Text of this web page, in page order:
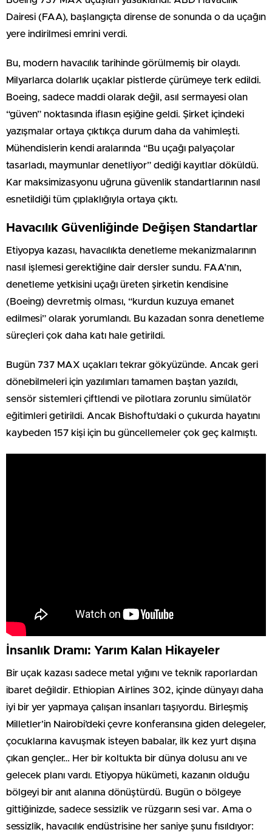
Dairesi (FAA), başlangıçta dirense de sonunda o da uçağın
yere indirilmesi emrini verdi.
Bu, modern havacılık tarihinde görülmemiş bir olaydı.
Milyarlarca dolarlık uçaklar pistlerde çürümeye terk edildi.
Boeing, sadece maddi olarak değil, asıl sermayesi olan
“güven” noktasında iflasın eşiğine geldi. Şirket içindeki
yazışmalar ortaya çıktıkça durum daha da vahimleşti.
Mühendislerin kendi aralarında “Bu uçağı palyaçolar
tasarladı, maymunlar denetliyor” dediği kayıtlar döküldü.
Kar maksimizasyonu uğruna güvenlik standartlarının nasıl
esnetildiği tüm çıplaklığıyla ortaya çıktı.
Havacılık Güvenliğinde Değişen Standartlar
Etiyopya kazası, havacılıkta denetleme mekanizmalarının
nasıl işlemesi gerektiğine dair dersler sundu. FAA’nın,
denetleme yetkisini uçağı üreten şirketin kendisine
(Boeing) devretmiş olması, “kurdun kuzuya emanet
edilmesi” olarak yorumlandı. Bu kazadan sonra denetleme
süreçleri çok daha katı hale getirildi.
Bugün 737 MAX uçakları tekrar gökyüzünde. Ancak geri
dönebilmeleri için yazılımları tamamen baştan yazıldı,
sensör sistemleri çiftlendi ve pilotlara zorunlu simülatör
eğitimleri getirildi. Ancak Bishoftu’daki o çukurda hayatını
kaybeden 157 kişi için bu güncellemeler çok geç kalmıştı.
İnsanlık Dramı: Yarım Kalan Hikayeler
Bir uçak kazası sadece metal yığını ve teknik raporlardan
ibaret değildir. Ethiopian Airlines 302, içinde dünyayı daha
iyi bir yer yapmaya çalışan insanları taşıyordu. Birleşmiş
Milletler’in Nairobi’deki çevre konferansına giden delegeler,
çocuklarına kavuşmak isteyen babalar, ilk kez yurt dışına
çıkan gençler… Her bir koltukta bir dünya dolusu anı ve
gelecek planı vardı. Etiyopya hükümeti, kazanın olduğu
bölgeyi bir anıt alanına dönüştürdü. Bugün o bölgeye
gittiğinizde, sadece sessizlik ve rüzgarın sesi var. Ama o
sessizlik, havacılık endüstrisine her saniye şunu fısıldıyor: